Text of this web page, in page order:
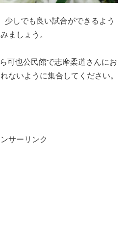
少しでも良い試合ができるよう
ましょう。
可也公民館で志摩柔道さんにお
ないように集合してください。
サーリンク